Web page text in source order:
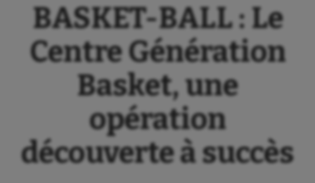
BASKET-BALL : Le
Centre Génération
Basket, une
opération
découverte à succès